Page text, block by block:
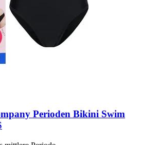
Perioden Bikini Swim